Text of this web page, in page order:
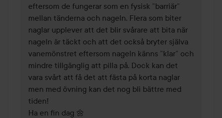
eftersom de fungerar som en fysisk ”barriär”
mellan tänderna och nageln. Flera som biter
naglar upplever att det blir svårare att bita när
nageln är täckt och att det också bryter själva
vanemönstret eftersom nageln känns ”klar” och
mindre tillgänglig att pilla på. Dock kan det
vara svårt att få det att fästa på korta naglar
men med övning kan det nog bli bättre med
tiden!
Ha en fin dag 🌼